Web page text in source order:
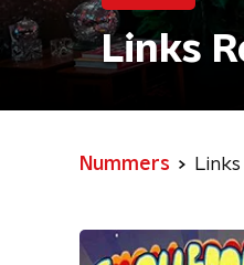
Links
Nummers